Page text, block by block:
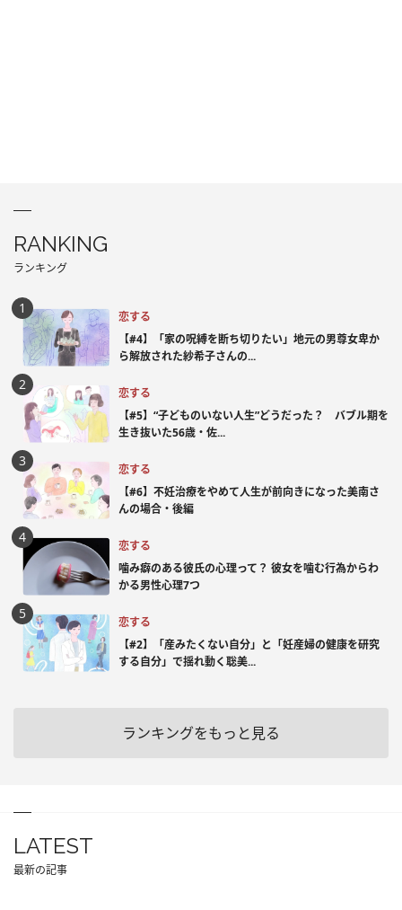
RANKING
ランキング
恋する
【#4】「家の呪縛を断ち切りたい」地元の男尊女卑か
ら解放された紗希子さんの...
恋する
【#5】“子どものいない人生”どうだった？ バブル期を
生き抜いた56歳・佐...
恋する
【#6】不妊治療をやめて人生が前向きになった美南さ
んの場合・後編
恋する
噛み癖のある彼氏の心理って？ 彼女を噛む行為からわ
かる男性心理7つ
恋する
【#2】「産みたくない自分」と「妊産婦の健康を研究
する自分」で揺れ動く聡美...
ランキングをもっと見る
LATEST
最新の記事